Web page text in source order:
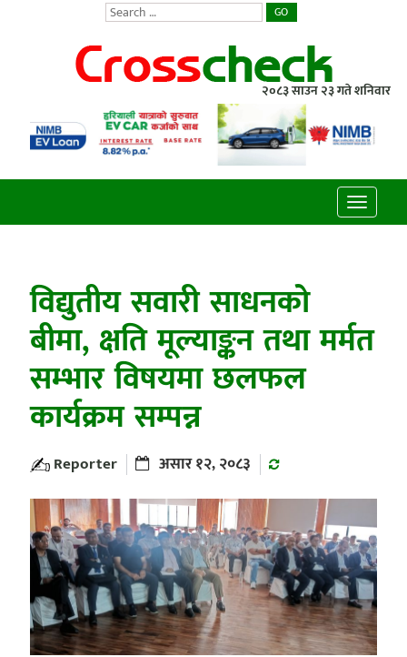
GO
२०८३ साउन २३ गते शनिवार
Toggle
विद्युतीय सवारी साधनको
बीमा, क्षति मूल्याङ्कन तथा मर्मत
सम्भार विषयमा छलफल
कार्यक्रम सम्पन्न
Reporter असार १२, २०८३